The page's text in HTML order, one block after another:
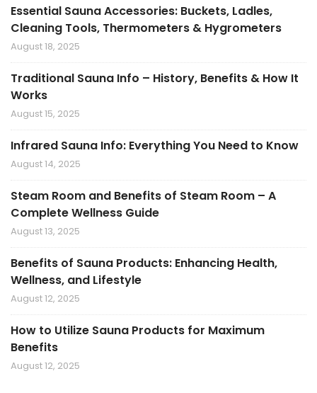
Essential Sauna Accessories: Buckets, Ladles,
Cleaning Tools, Thermometers & Hygrometers
August 18, 2025
Traditional Sauna Info – History, Benefits & How It
Works
August 15, 2025
Infrared Sauna Info: Everything You Need to Know
August 14, 2025
Steam Room and Benefits of Steam Room – A
Complete Wellness Guide
August 13, 2025
Benefits of Sauna Products: Enhancing Health,
Wellness, and Lifestyle
August 12, 2025
How to Utilize Sauna Products for Maximum
Benefits
August 12, 2025